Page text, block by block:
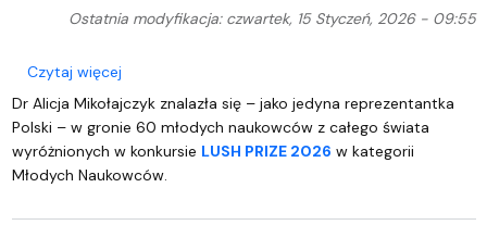
Ostatnia modyfikacja: czwartek, 15 Styczeń, 2026 - 09:55
Czytaj więcejo Dr Alicja Mikołajczyk z nominacją do nagrody
Dr Alicja Mikołajczyk znalazła się – jako jedyna reprezentantka
Polski – w gronie 60 młodych naukowców z całego świata
wyróżnionych w konkursie LUSH PRIZE 2026 w kategorii
Młodych Naukowców.